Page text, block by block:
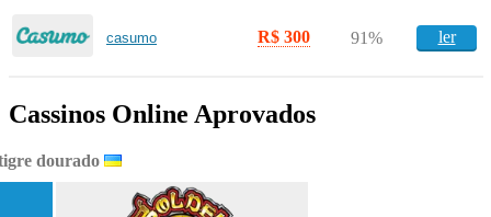
casumo R$ 300 91% ler
Cassinos Online Aprovados
dourado